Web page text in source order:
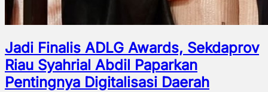
Jadi Finalis ADLG Awards, Sekdaprov
Riau Syahrial Abdil Paparkan
Pentingnya Digitalisasi Daerah